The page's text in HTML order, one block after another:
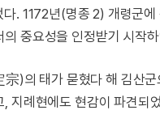
. 1172년(명종 2) 개령군
중요성을 인정받기 시작
)의 태가 묻혔다 해 김산
지례현에도 현감이 파견되